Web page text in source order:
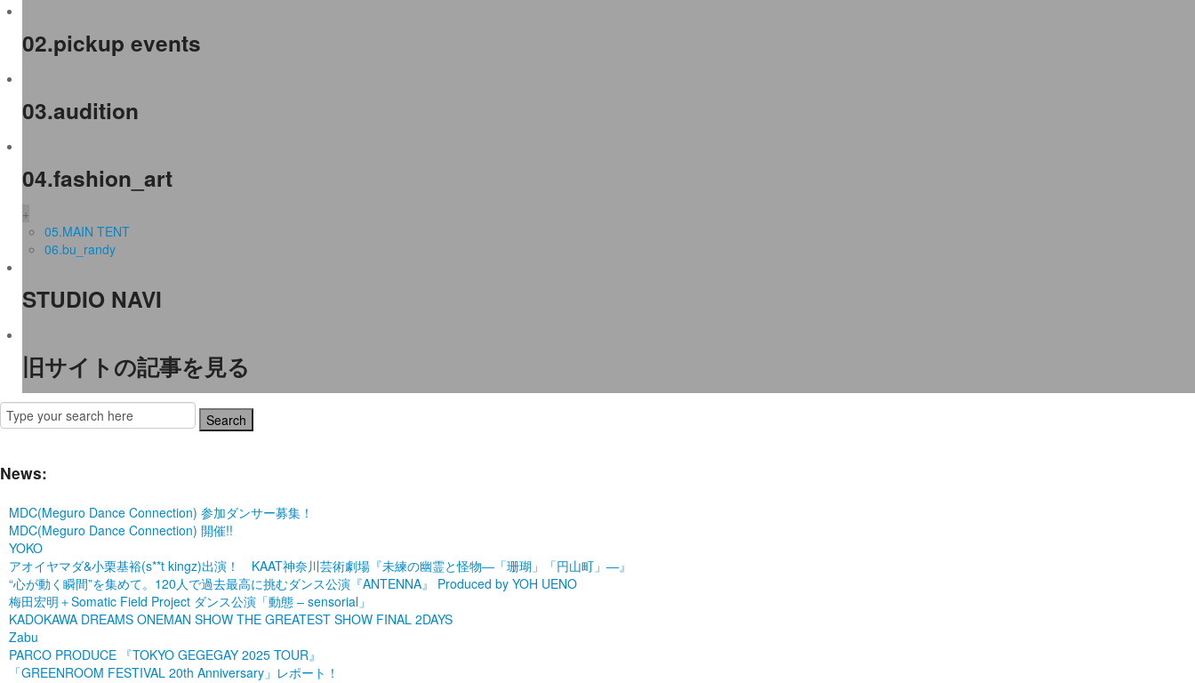
02.pickup events
03.audition
04.fashion_art
+
05.MAIN TENT
06.bu_randy
STUDIO NAVI
旧サイトの記事を見る
News:
MDC(Meguro Dance Connection) 参加ダンサー募集！
MDC(Meguro Dance Connection) 開催!!
YOKO
アオイヤマダ&小栗基裕(s**t kingz)出演！ KAAT神奈川芸術劇場『未練の幽霊と怪物―「珊瑚」「円山町」―』
“心が動く瞬間”を集めて。120人で過去最高に挑むダンス公演『ANTENNA』 Produced by YOH UENO
梅田宏明＋Somatic Field Project ダンス公演「動態 ‒ sensorial」
KADOKAWA DREAMS ONEMAN SHOW THE GREATEST SHOW FINAL 2DAYS
Zabu
PARCO PRODUCE 『TOKYO GEGEGAY 2025 TOUR』
「GREENROOM FESTIVAL 20th Anniversary」レポート！